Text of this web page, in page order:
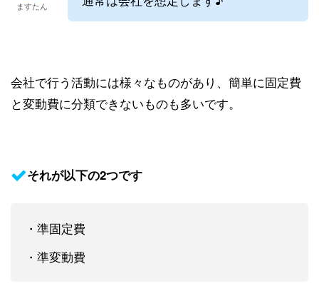
ますたん
会社で行う活動には様々なものがあり、簡単に固定費
と変動費に分類できないものも多いです。
それが以下の2つです
・準固定費
・準変動費